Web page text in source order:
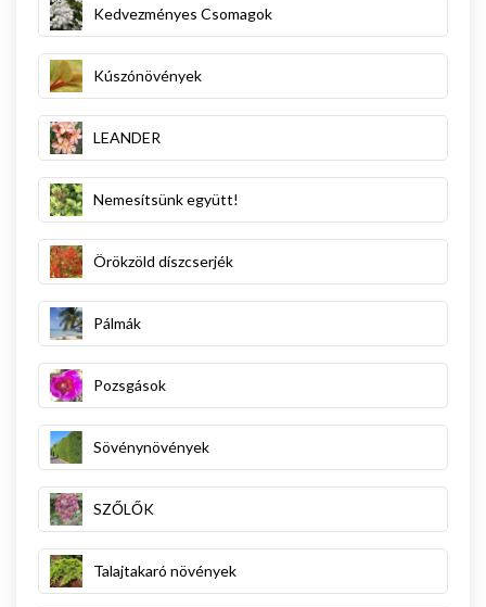
Kedvezményes Csomagok
Kúszónövények
LEANDER
Nemesítsünk együtt!
Örökzöld díszcserjék
Pálmák
Pozsgások
Sövénynövények
SZŐLŐK
Talajtakaró növények